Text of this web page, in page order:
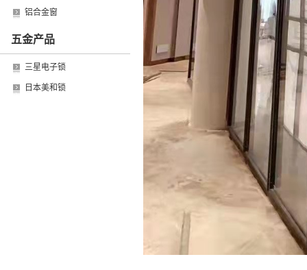
铝合金窗
五金产品
三星电子锁
日本美和锁